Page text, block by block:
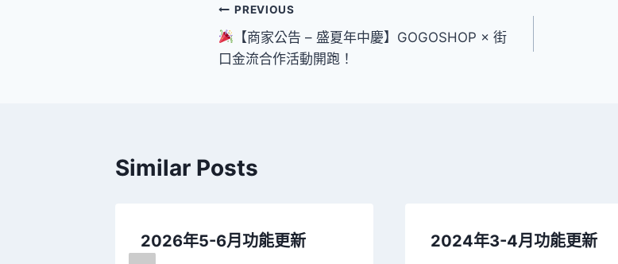
文
章
PREVIOUS
【商家公告 – 盛夏年中慶】GOGOSHOP × 街
口金流合作活動開跑！
Similar Posts
2026年5-6月功能更新 2024年3-4月功能更新